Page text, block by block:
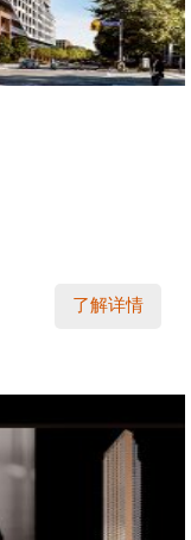
了解详情